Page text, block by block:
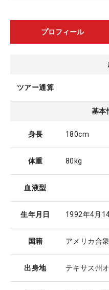
プロフィール
ツアー通算
基本
身長 180cm
体重 80kg
血液型
生年月日 1992年4月
国籍 アメリカ合
出身地 テキサス州